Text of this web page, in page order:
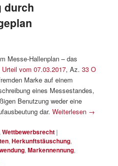
durch
Messe-Hallenplan – das
Urteil vom 07.03.2017, Az.33 O
Marke auf einem
eines Messestandes,
Benutzung weder eine
dar.Weiterlesen →
,Wettbewerbsrecht |
,Herkunftstäuschung,
,Markennennung,